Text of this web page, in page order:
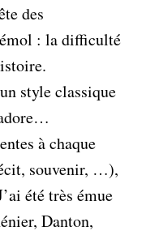
des
: la difficulté
style classique
à chaque
souvenir, …),
été très émue
Danton,